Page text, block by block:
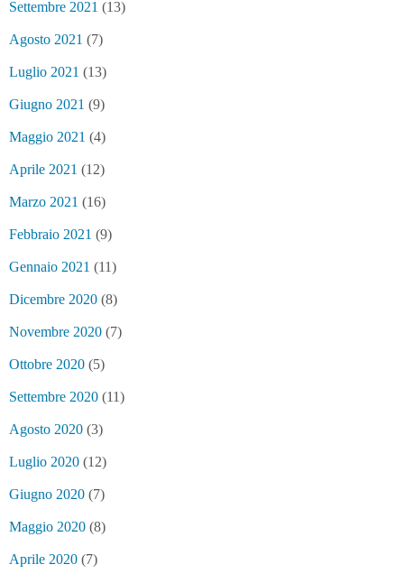
Settembre 2021 (13)
Agosto 2021 (7)
Luglio 2021 (13)
Giugno 2021 (9)
Maggio 2021 (4)
Aprile 2021 (12)
Marzo 2021 (16)
Febbraio 2021 (9)
Gennaio 2021 (11)
Dicembre 2020 (8)
Novembre 2020 (7)
Ottobre 2020 (5)
Settembre 2020 (11)
Agosto 2020 (3)
Luglio 2020 (12)
Giugno 2020 (7)
Maggio 2020 (8)
Aprile 2020 (7)